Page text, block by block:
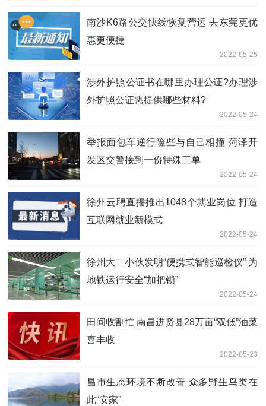
南沙K6路公交快线恢复营运 去东莞更优
惠更便捷
2022-05-25
涉外护照公证书在哪里办理公证?办理涉
外护照公证需提供哪些材料?
2022-05-24
举报面包车逆行险些与自己相撞 菏泽开
发区交警接到一份特殊工单
2022-05-24
徐州云聘直播推出1048个就业岗位 打造
互联网就业新模式
2022-05-24
徐州大二小伙发明“便携式智能巡检仪” 为
地铁运行安全“加把锁”
2022-05-24
田间收割忙 南昌进贤县28万亩“双低”油菜
喜丰收
2022-05-23
昌市生态环境不断改善 众多野生鸟类在
此“安家”